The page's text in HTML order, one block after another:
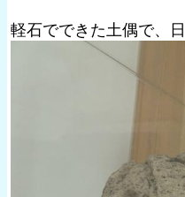
軽石でできた土偶で、